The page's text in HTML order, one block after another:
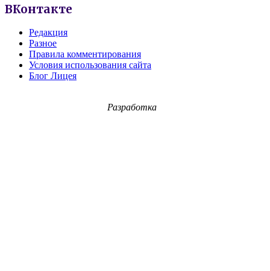
ВКонтакте
Редакция
Разное
Правила комментирования
Условия использования сайта
Блог Лицея
Разработка